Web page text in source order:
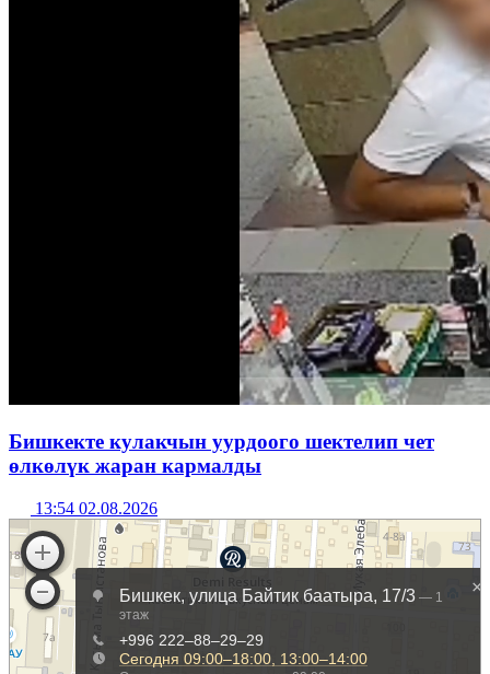
Бишкекте кулакчын уурдоого шектелип чет
өлкөлүк жаран кармалды
13:54 02.08.2026